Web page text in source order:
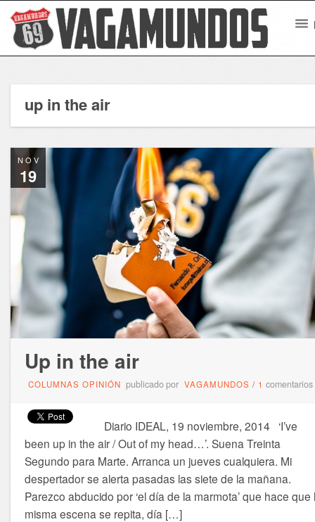
up in the air
NOV
19
Up in the air
COLUMNAS OPINIÓN publicado por VAGAMUNDOS / 1 comentarios
Diario IDEAL, 19 noviembre, 2014 ‘I’ve
been up in the air / Out of my head…’. Suena Treinta
Segundo para Marte. Arranca un jueves cualquiera. Mi
despertador se alerta pasadas las siete de la mañana.
Parezco abducido por ‘el día de la marmota’ que hace que
misma escena se repita, día […]